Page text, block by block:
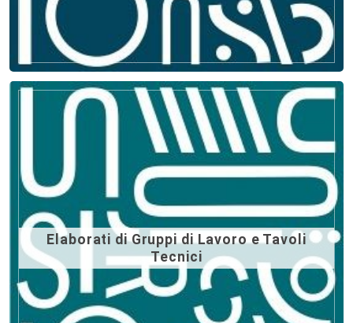
Elaborati di Gruppi di Lavoro e Tavoli
Tecnici